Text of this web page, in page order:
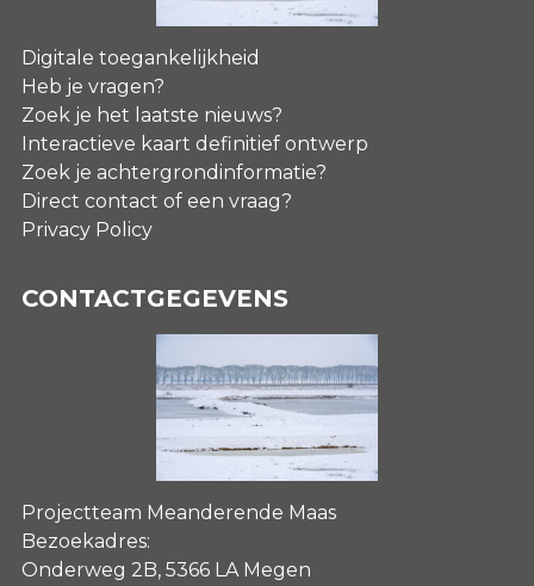
Digitale toegankelijkheid
Heb je vragen?
Zoek je het laatste nieuws?
Interactieve kaart definitief ontwerp
Zoek je achtergrondinformatie?
Direct contact of een vraag?
Privacy Policy
CONTACTGEGEVENS
Projectteam Meanderende Maas
Bezoekadres:
Onderweg 2B, 5366 LA Megen